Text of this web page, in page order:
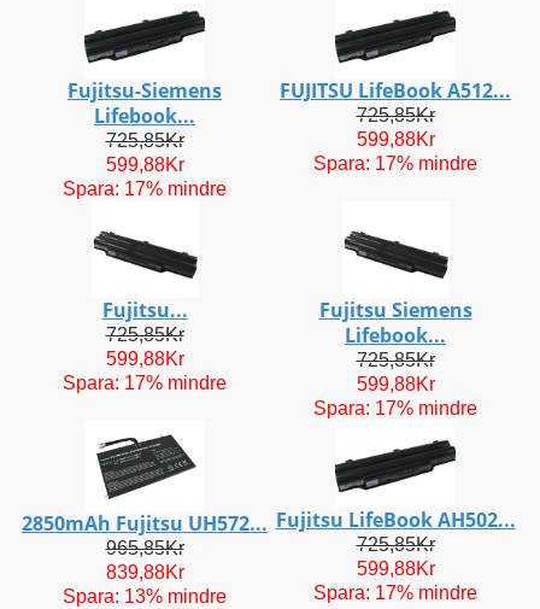
Fujitsu-Siemens
Lifebook...
725,85Kr
599,88Kr
Spara: 17% mindre
FUJITSU LifeBook A512...
725,85Kr
599,88Kr
Spara: 17% mindre
Fujitsu...
725,85Kr
599,88Kr
Spara: 17% mindre
Fujitsu Siemens
Lifebook...
725,85Kr
599,88Kr
Spara: 17% mindre
2850mAh Fujitsu UH572...
965,85Kr
839,88Kr
Spara: 13% mindre
Fujitsu LifeBook AH502...
725,85Kr
599,88Kr
Spara: 17% mindre